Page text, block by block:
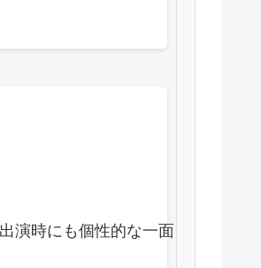
にも個性的な一面を披露。